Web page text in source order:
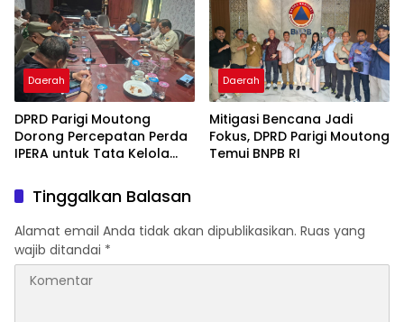
Daerah
DPRD Parigi Moutong
Dorong Percepatan Perda
IPERA untuk Tata Kelola
Daerah
Mitigasi Bencana Jadi
Fokus, DPRD Parigi Moutong
Temui BNPB RI
Tinggalkan Balasan
Alamat email Anda tidak akan dipublikasikan. Ruas yang
wajib ditandai *